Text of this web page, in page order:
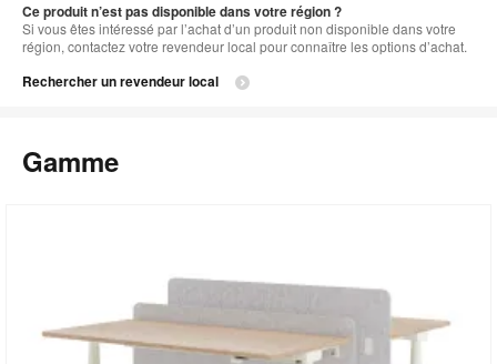
Ce produit n’est pas disponible dans votre région ?
Si vous êtes intéressé par l’achat d’un produit non disponible dans votre
région, contactez votre revendeur local pour connaître les options d’achat.
Rechercher un revendeur local
Gamme